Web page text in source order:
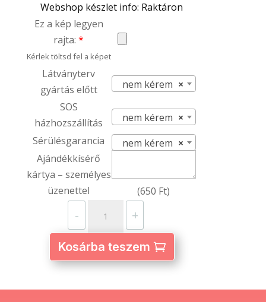
Webshop készlet info: Raktáron
Ez a kép legyen
rajta:*
Kérlek töltsd fel a képet
Látványterv
gyártás előtt
×
nem kérem
SOS
házhozszállítás
×
nem kérem
Sérülésgarancia
×
nem kérem
Ajándékkísérő
kártya – személyes
üzenettel
(650 Ft)
-
egyedi
fényképpel
és
szöveggel
+
Kosárba teszem